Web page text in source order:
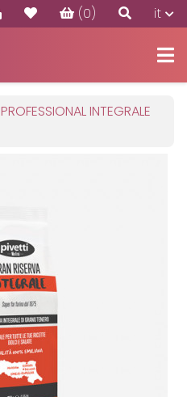
(0) it
PROFESSIONAL INTEGRALE